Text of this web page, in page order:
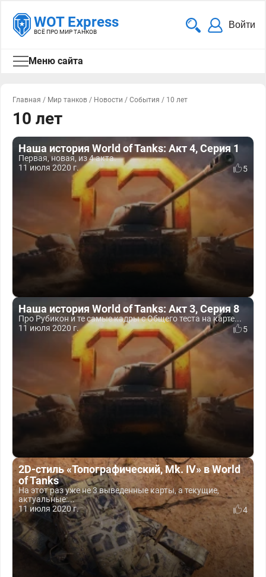
WOT Express
ВСЁ ПРО МИР ТАНКОВ
Войти
Меню сайта
Главная / Мир танков / Новости / События / 10 лет
10 лет
Наша история World of Tanks: Акт 4, Серия 1
Первая, новая, из 4 акта.
11 июля 2020 г.
5
Наша история World of Tanks: Акт 3, Серия 8
Про Рубикон и те самые кадры с Общего теста на карте...
11 июля 2020 г.
5
2D-стиль «Топографический, Mk. IV» в World
of Tanks
На этот раз уже не 3 выведенные карты, а текущие,
актуальные:...
11 июля 2020 г.
4